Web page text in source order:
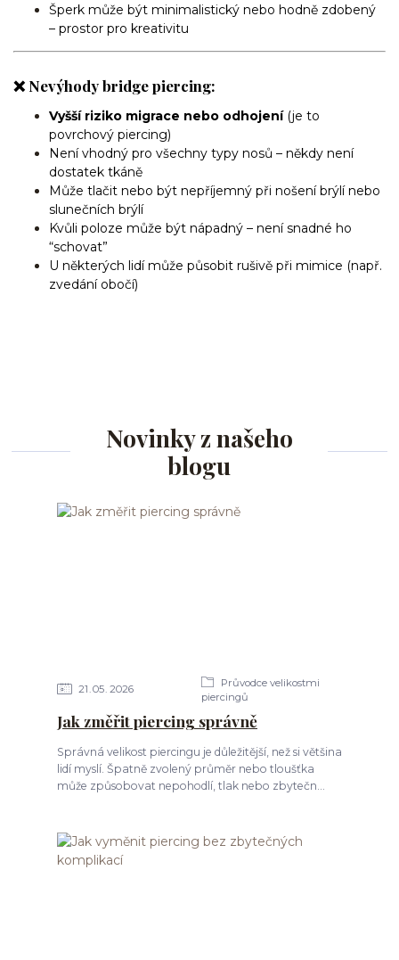
Šperk může být minimalistický nebo hodně zdobený
– prostor pro kreativitu
❌ Nevýhody bridge piercing:
Vyšší riziko migrace nebo odhojení(je to
povrchový piercing)
Není vhodný pro všechny typy nosů – někdy není
dostatek tkáně
Může tlačit nebo být nepříjemný při nošení brýlí nebo
slunečních brýlí
Kvůli poloze může být nápadný – není snadné ho
“schovat”
U některých lidí může působit rušivě při mimice (např.
zvedání obočí)
Novinky z našeho
blogu
21 05 2026
Průvodce velikostmi
piercingů
Jak změřit piercing správně
Správná velikost piercingu je důležitější, než si většina
lidí myslí. Špatně zvolený průměr nebo tloušťka
může způsobovat nepohodlí, tlak nebo zbytečn...